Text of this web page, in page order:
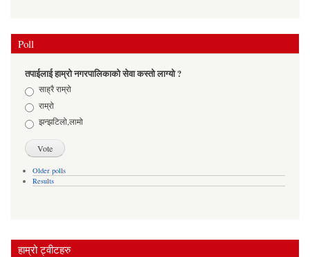
Poll
तपाईलाई हाम्रो नगरपालिकाको सेवा कस्तो लाग्यो ?
Choicesसाह्रै राम्रो
राम्रो
झन्झटिलो,लामो
Older polls
Results
हाम्रो ट्वीटहरु